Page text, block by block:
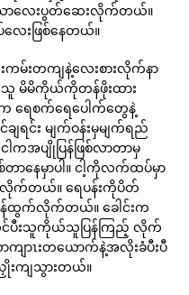
ာလေးပွတ်ဆေးလိုက်တယ်။
လေးဖြစ်နေတယ်။
းတကျနဲ့လေးစားလိုက်နာ
မိမိကိုယ်ကိုတန်ဖိုးထား
ရေစက်ရေပေါက်တွေနဲ့
ရင်း မျက်ဝန်းမှမျက်ရည်
ကအပျိုပြန်ဖြစ်လာတာမှ
ေမှာပါ။ ငါ့ကိုလက်ထပ်မှာ
လိုက်တယ်။ ရေပန်းကိုပိတ်
န်ထွက်လိုက်တယ်။ ခေါင်းက
င်ပီးသူကိုယ်သူပြန်ကြည့် လိုက်
ျာၤးတယောက်နဲ့အလိုးခံပီးပီ
းကျသွားတယ်။